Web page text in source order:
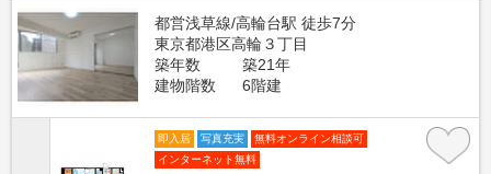
都営浅草線/高輪台駅 徒歩7分
東京都港区高輪３丁目
築年数
築21年
建物階数
6階建
即入居 写真充実
無料オンライン相談可
インターネット無料